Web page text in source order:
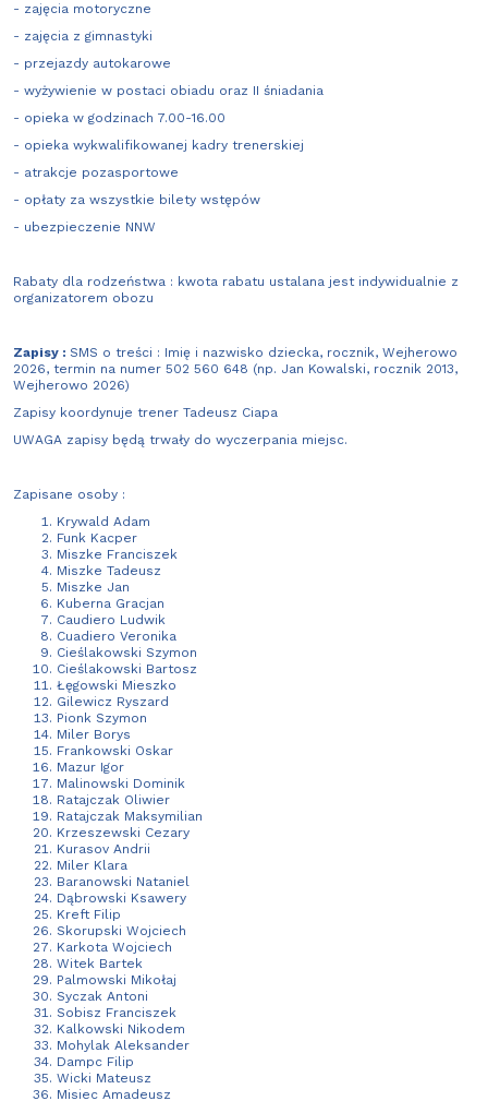
- zajęcia motoryczne
- zajęcia z gimnastyki
- przejazdy autokarowe
- wyżywienie w postaci obiadu oraz II śniadania
- opieka w godzinach 7.00-16.00
- opieka wykwalifikowanej kadry trenerskiej
- atrakcje pozasportowe
- opłaty za wszystkie bilety wstępów
- ubezpieczenie NNW
Rabaty dla rodzeństwa : kwota rabatu ustalana jest indywidualnie z
organizatorem obozu
Zapisy : SMS o treści : Imię i nazwisko dziecka, rocznik, Wejherowo
2026, termin na numer 502 560 648 (np. Jan Kowalski, rocznik 2013,
Wejherowo 2026)
Zapisy koordynuje trener Tadeusz Ciapa
UWAGA zapisy będą trwały do wyczerpania miejsc.
Zapisane osoby :
Krywald Adam
Funk Kacper
Miszke Franciszek
Miszke Tadeusz
Miszke Jan
Kuberna Gracjan
Caudiero Ludwik
Cuadiero Veronika
Cieślakowski Szymon
Cieślakowski Bartosz
Łęgowski Mieszko
Gilewicz Ryszard
Pionk Szymon
Miler Borys
Frankowski Oskar
Mazur Igor
Malinowski Dominik
Ratajczak Oliwier
Ratajczak Maksymilian
Krzeszewski Cezary
Kurasov Andrii
Miler Klara
Baranowski Nataniel
Dąbrowski Ksawery
Kreft Filip
Skorupski Wojciech
Karkota Wojciech
Witek Bartek
Palmowski Mikołaj
Syczak Antoni
Sobisz Franciszek
Kalkowski Nikodem
Mohylak Aleksander
Dampc Filip
Wicki Mateusz
Misiec Amadeusz